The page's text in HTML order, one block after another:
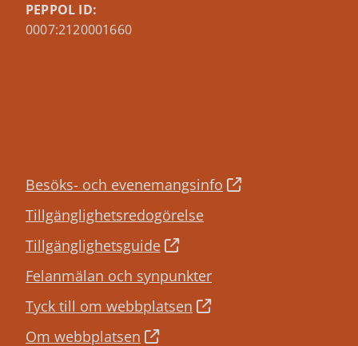
PEPPOL ID:
0007:2120001660
Besöks- och evenemangsinfo
Tillgänglighetsredogörelse
Tillgänglighetsguide
Felanmälan och synpunkter
Tyck till om webbplatsen
Om webbplatsen